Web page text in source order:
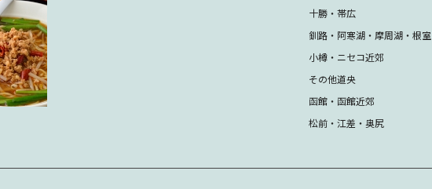
十勝・帯広
釧路・阿寒湖・摩周湖・根室
小樽・ニセコ近郊
その他道央
函館・函館近郊
松前・江差・奥尻